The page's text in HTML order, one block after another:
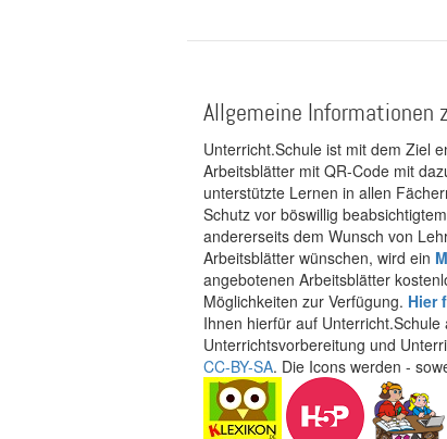
Allgemeine Informationen
Unterricht.Schule ist mit dem Ziel
Arbeitsblätter mit QR-Code mit
unterstützte Lernen in allen
Schutz vor böswillig
andererseits dem Wunsch von
Arbeitsblätter wünschen, wird ein
angebotenen Arbeitsblätter
Möglichkeiten zur Verfügung. Hier
Ihnen hierfür auf
Unterrichtsvorbereitung und
CC-BY-SA. Die Icons werden -